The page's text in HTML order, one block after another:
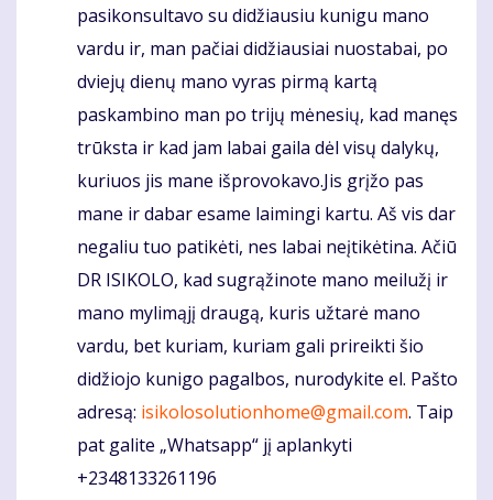
pasikonsultavo su didžiausiu kunigu mano
vardu ir, man pačiai didžiausiai nuostabai, po
dviejų dienų mano vyras pirmą kartą
paskambino man po trijų mėnesių, kad manęs
trūksta ir kad jam labai gaila dėl visų dalykų,
kuriuos jis mane išprovokavo.Jis grįžo pas
mane ir dabar esame laimingi kartu. Aš vis dar
negaliu tuo patikėti, nes labai neįtikėtina. Ačiū
DR ISIKOLO, kad sugrąžinote mano meilužį ir
mano mylimąjį draugą, kuris užtarė mano
vardu, bet kuriam, kuriam gali prireikti šio
didžiojo kunigo pagalbos, nurodykite el. Pašto
adresą: isikolosolutionhome@gmail.com. Taip
pat galite „Whatsapp“ jį aplankyti
+2348133261196